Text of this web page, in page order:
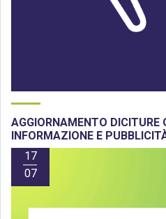
AGGIORNAMENTO DICITURE
INFORMAZIONE E
17
07